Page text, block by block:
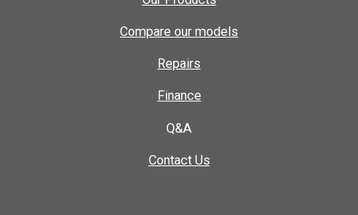
Compare our models
Repairs
Finance
Q&A
Contact Us